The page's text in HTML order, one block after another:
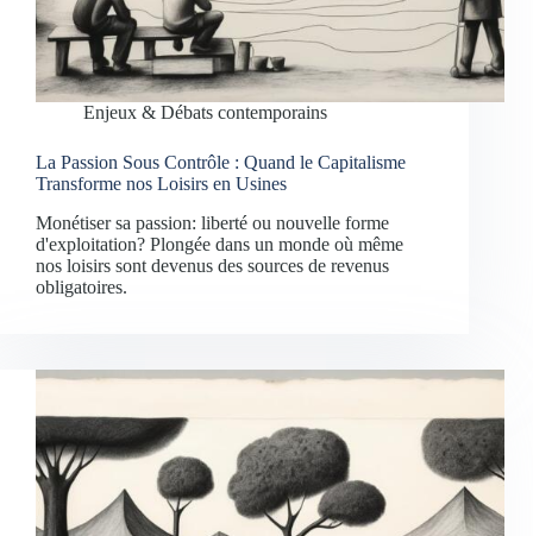
Enjeux & Débats contemporains
La Passion Sous Contrôle : Quand le Capitalisme
Transforme nos Loisirs en Usines
Monétiser sa passion: liberté ou nouvelle forme
d'exploitation? Plongée dans un monde où même
nos loisirs sont devenus des sources de revenus
obligatoires.